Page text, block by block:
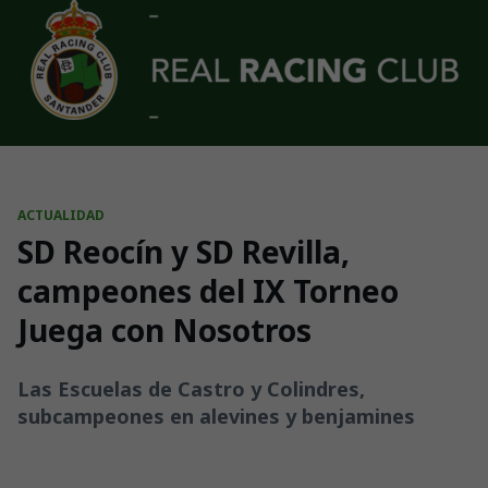
Skip to main content
ACTUALIDAD
SD Reocín y SD Revilla,
campeones del IX Torneo
Juega con Nosotros
Las Escuelas de Castro y Colindres,
subcampeones en alevines y benjamines